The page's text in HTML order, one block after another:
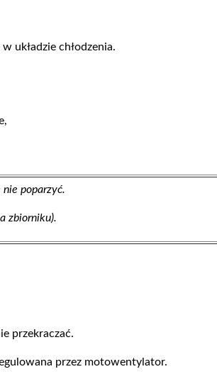
układzie chłodzenia.
nie poparzyć.
zbiorniku).
przekraczać.
przez motowentylator.